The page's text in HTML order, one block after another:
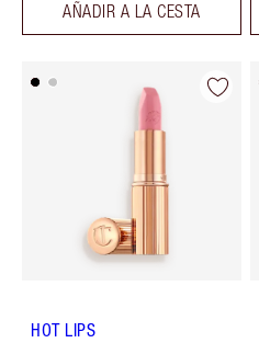
AÑADIR A LA CESTA
HOT LIPS